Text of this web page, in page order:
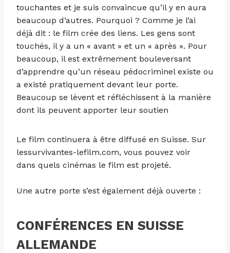
touchantes et je suis convaincue qu’il y en aura
beaucoup d’autres. Pourquoi ? Comme je l’ai
déjà dit : le film crée des liens. Les gens sont
touchés, il y a un « avant » et un « après ». Pour
beaucoup, il est extrêmement bouleversant
d’apprendre qu’un réseau pédocriminel existe ou
a existé pratiquement devant leur porte.
Beaucoup se lèvent et réfléchissent à la manière
dont ils peuvent apporter leur soutien
Le film continuera à être diffusé en Suisse. Sur
lessurvivantes-lefilm.com, vous pouvez voir
dans quels cinémas le film est projeté.
Une autre porte s’est également déjà ouverte :
CONFÉRENCES EN SUISSE
ALLEMANDE